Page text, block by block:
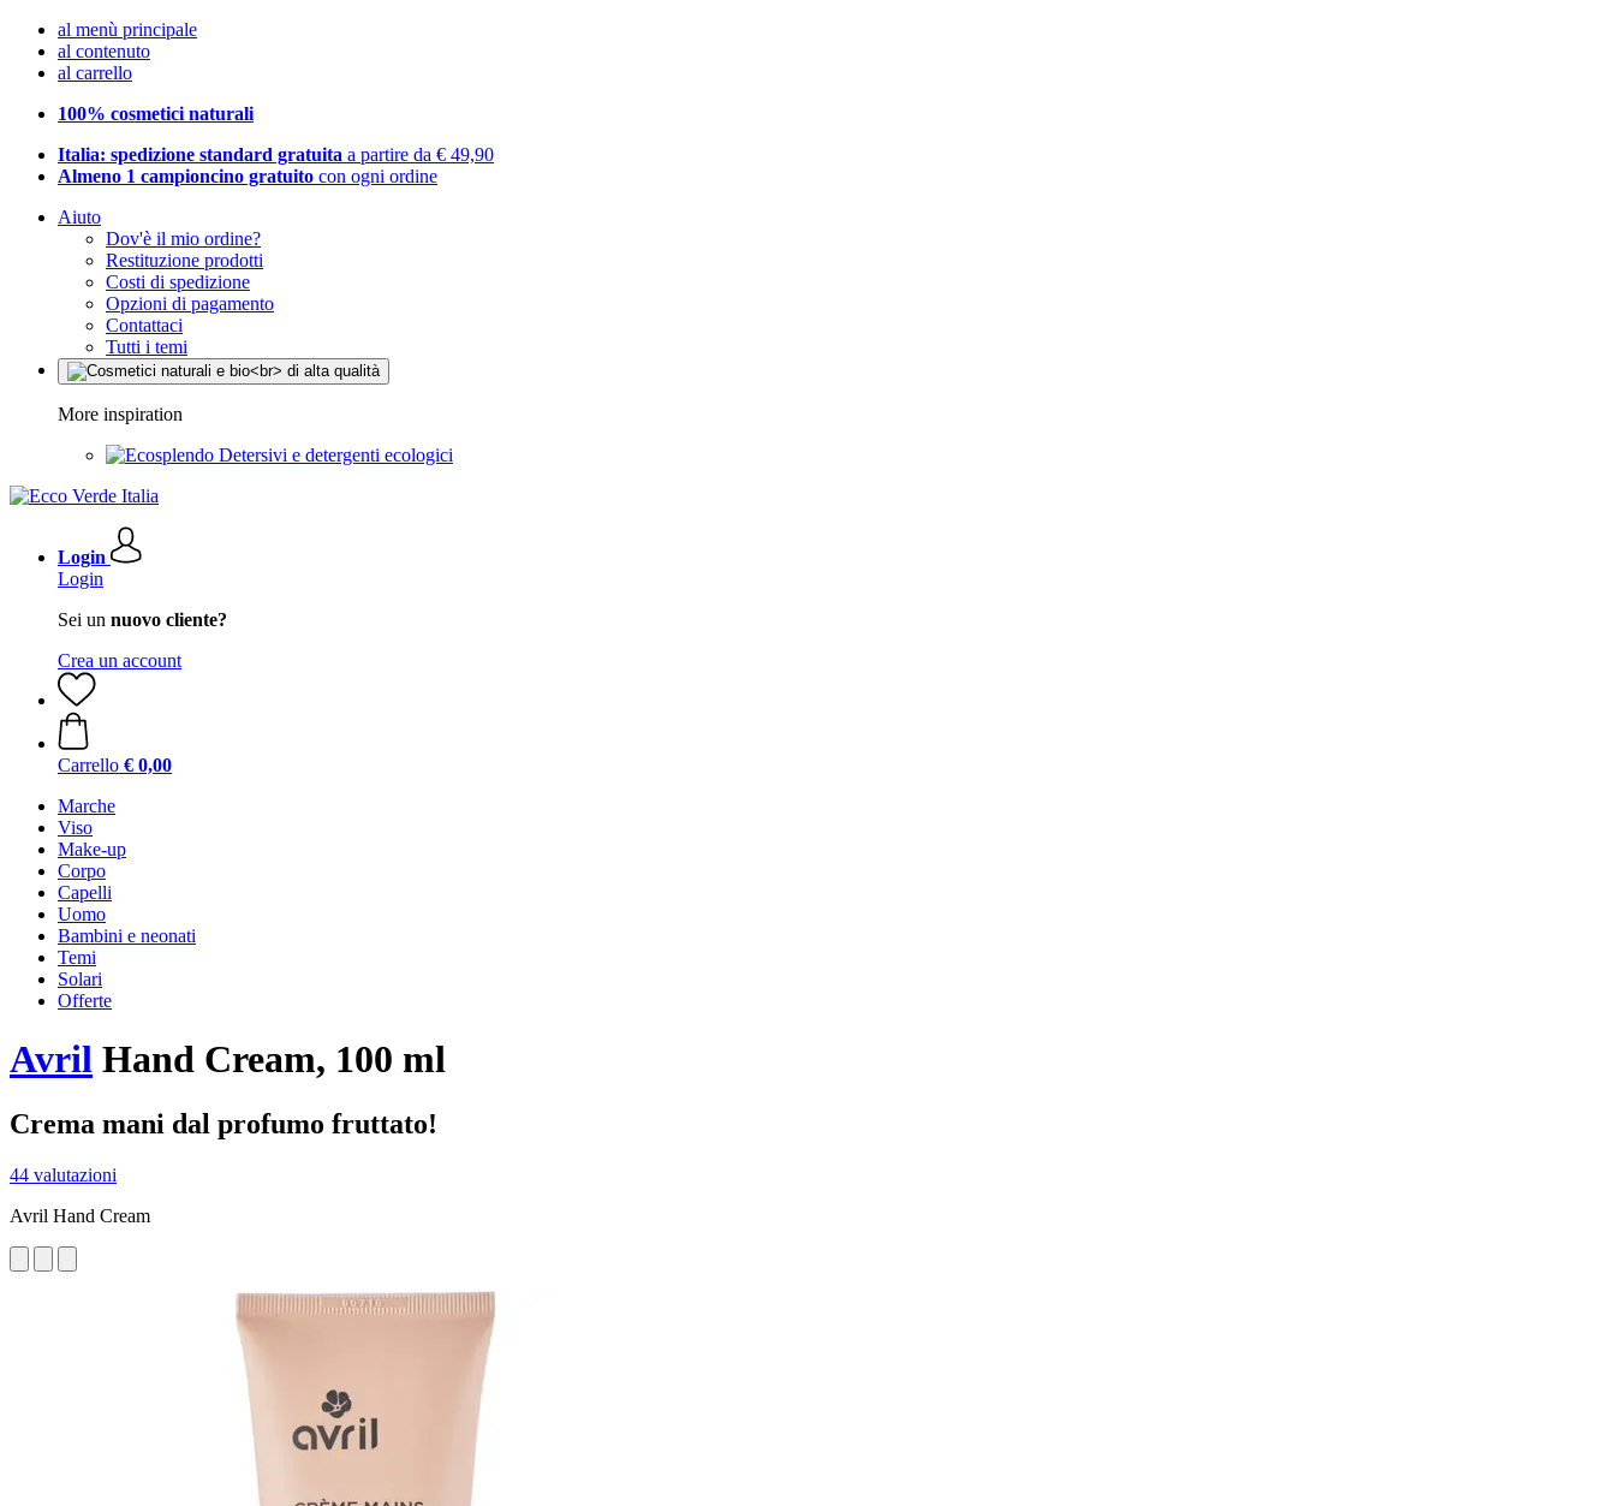
al menù principale
al contenuto
al carrello
100% cosmetici naturali
Italia: spedizione standard gratuita a partire da € 49,90
Almeno 1 campioncino gratuito con ogni ordine
Aiuto
Dov'è il mio ordine?
Restituzione prodotti
Costi di spedizione
Opzioni di pagamento
Contattaci
Tutti i temi
More inspiration
Detersivi e detergenti ecologici
Login
Login
Sei un nuovo cliente?
Crea un account
Carrello € 0,00
Marche
Viso
Make-up
Corpo
Capelli
Uomo
Bambini e neonati
Temi
Solari
Offerte
Avril Hand Cream, 100 ml
Crema mani dal profumo fruttato!
44 valutazioni
Avril Hand Cream